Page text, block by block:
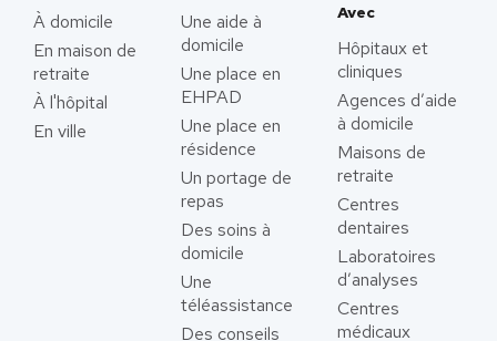
À domicile
En maison de
retraite
À l'hôpital
En ville
Une aide à
domicile
Une place en
EHPAD
Une place en
résidence
Un portage de
repas
Des soins à
domicile
Une
téléassistance
Des conseils
Avec
Hôpitaux et
cliniques
Agences d’aide
à domicile
Maisons de
retraite
Centres
dentaires
Laboratoires
d’analyses
Centres
médicaux